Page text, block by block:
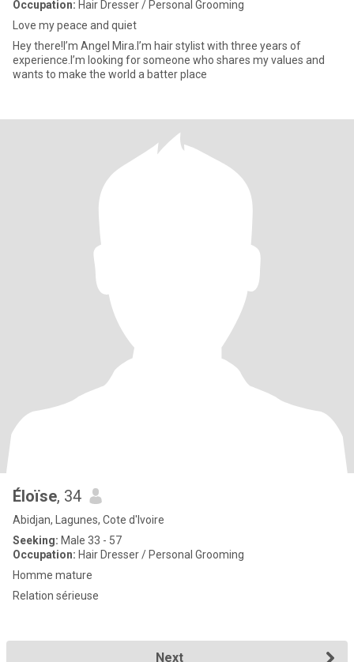
Occupation: Hair Dresser / Personal Grooming
Love my peace and quiet
Hey there!I’m Angel Mira.I’m hair stylist with three years of
experience.I’m looking for someone who shares my values and
wants to make the world a batter place
Éloïse, 34
Abidjan, Lagunes, Cote d'Ivoire
Seeking: Male 33 - 57
Occupation: Hair Dresser / Personal Grooming
Homme mature
Relation sérieuse
Next